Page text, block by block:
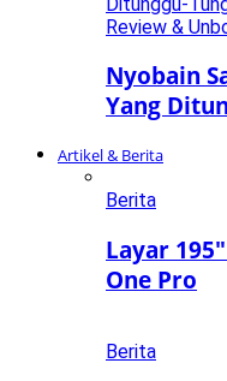
Review &
Nyobain
Yang
Artikel & Berita
Berita
Layar
One Pro
Berita